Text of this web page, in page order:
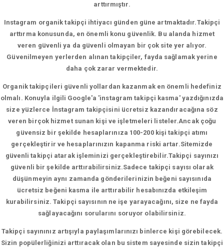
arttırmıştır.
Instagram organik takipçi ihtiyacı günden güne artmaktadır.Takipçi
arttırma konusunda, en önemli konu güvenlik. Bu alanda hizmet
veren güvenli ya da güvenli olmayan bir çok site yer alıyor.
Güvenilmeyen yerlerden alınan takipçiler, fayda sağlamak yerine
daha çok zarar vermektedir.
Organik takipçileri güvenli yollardan kazanmak en önemli hedefiniz
olmalı. Konuyla ilgili Google'a 'instagram takipçi kasma' yazdığınızda
size yüzlerce İnstagram takipçisini ücretsiz kazandıracağına söz
veren birçok hizmet sunan kişi ve işletmeleri listeler.Ancak çoğu
güvensiz bir şekilde hesaplarınıza 100-200 kişi takipçi atımı
gerçekleştirir ve hesaplarınızın kapanma riski artar.Sitemizde
güvenli takipçi atarak işleminizi gerçekleştirebilir.Takipçi sayınızı
güvenli bir şekilde arttırabilirsiniz.Sadece takipçi sayısı olarak
düşünmeyin aynı zamanda gönderilerinizin beğeni sayısınıda
ücretsiz beğeni kasma ile arttırabilir hesabınızda etkileşim
kurabilirsiniz. Takipçi sayısının ne işe yarayacağını, size ne fayda
sağlayacağını sorularını soruyor olabilirsiniz.
Takipçi sayınınız artışıyla paylaşımlarınızı binlerce kişi görebilecek.
Sizin popülerliğinizi arttıracak olan bu sistem sayesinde sizin takipçi